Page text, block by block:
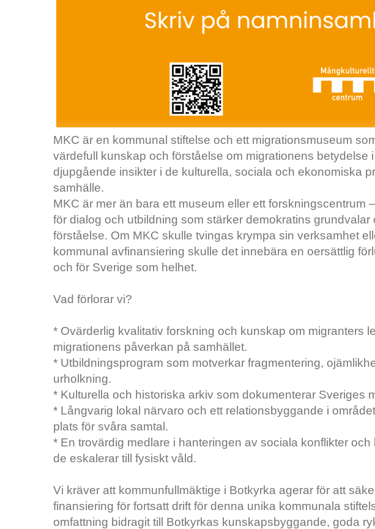
MKC är en kommunal stiftelse och ett migrationsmuseum
värdefull kunskap och förståelse om migrationens betydelse
djupgående insikter i de kulturella, sociala och ekonomiska
samhälle.
MKC är mer än bara ett museum eller ett forskningscentrum
för dialog och utbildning som stärker demokratins grundvalar
förståelse. Om MKC skulle tvingas krympa sin verksamhet
kommunal avfinansiering skulle det innebära en oersättlig
och för Sverige som helhet.
Vad förlorar vi?
* Ovärderlig kvalitativ forskning och kunskap om migranters
migrationens påverkan på samhället.
* Utbildningsprogram som motverkar fragmentering,
urholkning.
* Kulturella och historiska arkiv som dokumenterar Sveriges
* Långvarig lokal närvaro och ett relationsbyggande i
plats för svåra samtal.
* En trovärdig medlare i hanteringen av sociala konflikter och
de eskalerar till fysiskt våld.
Vi kräver att kommunfullmäktige i Botkyrka agerar för att
finansiering för fortsatt drift för denna unika kommunala
omfattning bidragit till Botkyrkas kunskapsbyggande, goda